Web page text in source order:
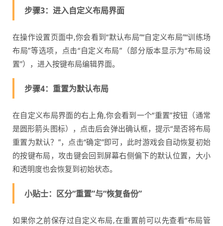
步骤3：进入自定义布局界面
在操作设置页面中,你会看到“默认布局”“自定义布局”“训练场
布局”等选项，点击“自定义布局”（部分版本显示为“布局设
置”），进入按键布局编辑界面。
步骤4：重置为默认布局
在自定义布局界面的右上角,你会看到一个“重置”按钮（通常
是圆形箭头图标），点击后会弹出确认框，提示“是否将布局
重置为默认？”，点击“确定”即可，此时游戏会自动恢复初始
的按键布局，攻击键会回到屏幕右侧偏下的默认位置，大小
和透明度也会恢复到初始状态。
小贴士：区分“重置”与“恢复备份”
如果你之前保存过自定义布局,在重置前可以先查看“布局管